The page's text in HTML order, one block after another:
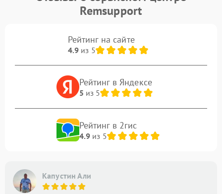
Remsupport
Рейтинг на сайте
4.9из 5
Рейтинг в Яндексе
5 из 5
Рейтинг в 2гис
4.9из 5
Капустин Али